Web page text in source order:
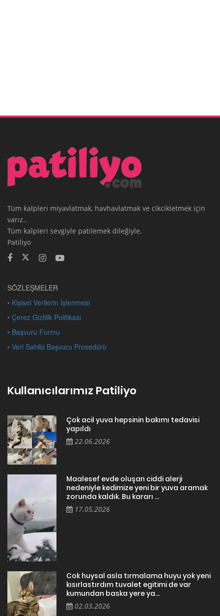
Tüm kalpleri miyavlatmak, havhavlatmak ve cikcikletmek için
varız..
Tüm kalpleri sevgiyle patilemek dileğiyle.
Patiliyo
SÖZLEŞMELER
• Kişisel Verilerin İşlenmesi
• Çerez Gizlilik Politikası
• Başvuru Formu
• Veri Sahibi Başvuru Prosedürü
Kullanıcılarımız Patiliyo
Çok acil yuva hepsinin bakımı tedavisi
yapıldı
22.06.2026
Maalesef evde oluşan ciddi alerji
nedeniyle kedimize yeni bir yuva aramak
zorunda kaldık. Bu kararı ...
17.05.2026
Cok huysal asla tırmalama huyu yok yeni
kısırlastırdım tuvalet egitimi de var
kumundan baska yere ya...
02.03.2026